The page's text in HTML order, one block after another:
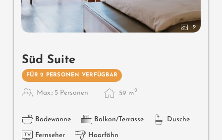
9
Süd Suite
FÜR 2 PERSONEN VERFÜGBAR
Max.: 5 Personen 59 m2
Badewanne Balkon/Terrasse Dusche
Fernseher Haarföhn